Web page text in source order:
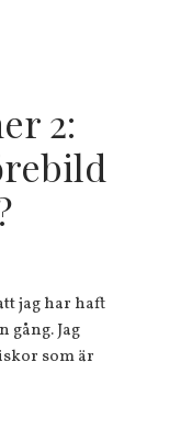
2:
jag har haft
Jag
som är